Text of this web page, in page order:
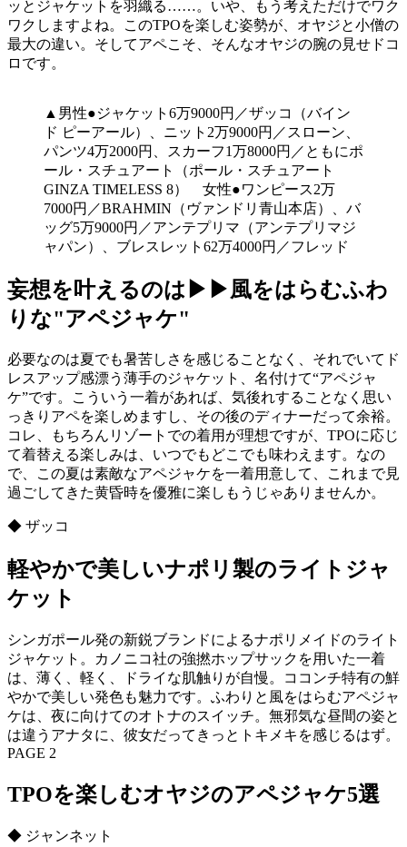
ッとジャケットを羽織る……。いや、もう考えただけでワク
ワクしますよね。このTPOを楽しむ姿勢が、オヤジと小僧の
最大の違い。そしてアペこそ、そんなオヤジの腕の見せドコ
ロです。
▲男性●ジャケット6万9000円／ザッコ（バイン
ド ピーアール）、ニット2万9000円／スローン、
パンツ4万2000円、スカーフ1万8000円／ともにポ
ール・スチュアート（ポール・スチュアート
GINZA TIMELESS 8） 女性●ワンピース2万
7000円／BRAHMIN（ヴァンドリ青山本店）、バ
ッグ5万9000円／アンテプリマ（アンテプリマジ
ャパン）、ブレスレット62万4000円／フレッド
妄想を叶えるのは▶▶風をはらむふわ
りな"アペジャケ"
必要なのは夏でも暑苦しさを感じることなく、それでいてド
レスアップ感漂う薄手のジャケット、名付けて“アペジャ
ケ”です。こういう一着があれば、気後れすることなく思い
っきりアペを楽しめますし、その後のディナーだって余裕。
コレ、もちろんリゾートでの着用が理想ですが、TPOに応じ
て着替える楽しみは、いつでもどこでも味わえます。なの
で、この夏は素敵なアペジャケを一着用意して、これまで見
過ごしてきた黄昏時を優雅に楽しもうじゃありませんか。
◆ ザッコ
軽やかで美しいナポリ製のライトジャ
ケット
シンガポール発の新鋭ブランドによるナポリメイドのライト
ジャケット。カノニコ社の強撚ホップサックを用いた一着
は、薄く、軽く、ドライな肌触りが自慢。ココンチ特有の鮮
やかで美しい発色も魅力です。ふわりと風をはらむアペジャ
ケは、夜に向けてのオトナのスイッチ。無邪気な昼間の姿と
は違うアナタに、彼女だってきっとトキメキを感じるはず。
PAGE 2
TPOを楽しむオヤジのアペジャケ5選
◆ ジャンネット